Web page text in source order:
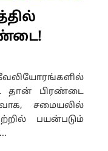
தான் பிரண்டை
சமையலில்
பயன்படும்